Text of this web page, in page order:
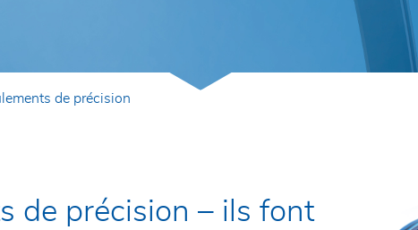
de précision
de précision – ils font